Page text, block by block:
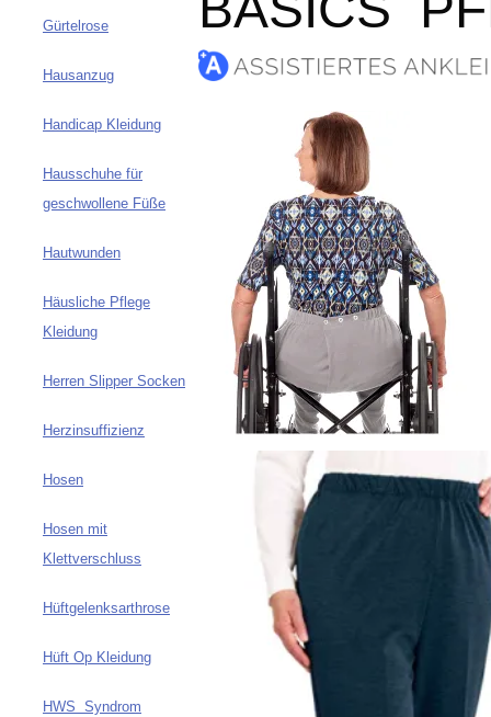
Gürtelrose
Hausanzug
Handicap Kleidung
Hausschuhe für
geschwollene Füße
Hautwunden
Häusliche Pflege
Kleidung
Herren Slipper Socken
Herzinsuffizienz
Hosen
Hosen mit
Klettverschluss
Hüftgelenksarthrose
Hüft Op Kleidung
HWS Syndrom